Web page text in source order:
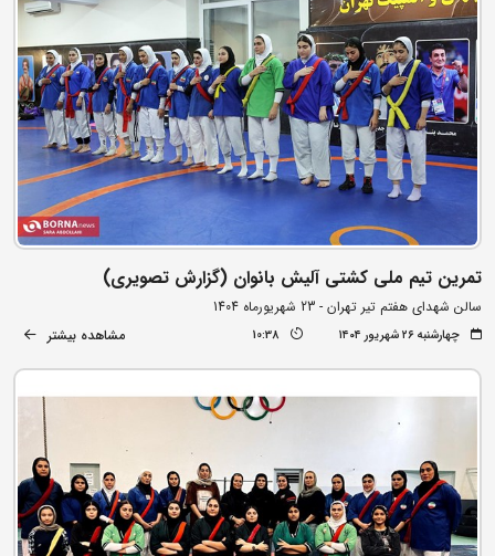
تمرین تیم ملی کشتی آلیش بانوان (گزارش تصویری)
سالن شهدای هفتم تیر تهران - 23 شهریورماه 1404
چهارشنبه ۲۶ شهریور ۱۴۰۴ 10:38 مشاهده بیشتر